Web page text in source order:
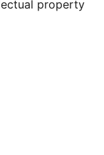
property